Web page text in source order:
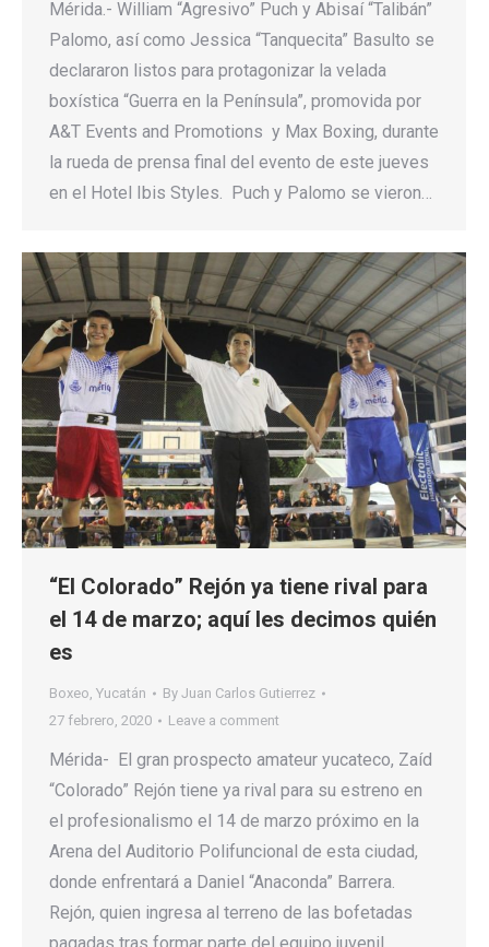
Mérida.- William “Agresivo” Puch y Abisaí “Talibán”
Palomo, así como Jessica “Tanquecita” Basulto se
declararon listos para protagonizar la velada
boxística “Guerra en la Península”, promovida por
A&T Events and Promotions y Max Boxing, durante
la rueda de prensa final del evento de este jueves
en el Hotel Ibis Styles. Puch y Palomo se vieron…
“El Colorado” Rejón ya tiene rival para
el 14 de marzo; aquí les decimos quién
es
Boxeo, Yucatán By Juan Carlos Gutierrez
27 febrero, 2020
Leave a comment
Mérida- El gran prospecto amateur yucateco, Zaíd
“Colorado” Rejón tiene ya rival para su estreno en
el profesionalismo el 14 de marzo próximo en la
Arena del Auditorio Polifuncional de esta ciudad,
donde enfrentará a Daniel “Anaconda” Barrera.
Rejón, quien ingresa al terreno de las bofetadas